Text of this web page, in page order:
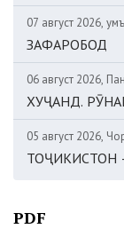
07 август 2026,
ЗАФАРОБОД
06 август 2026,
ХУҶАНД.
05 август 2026,
ТОҶИКИСТОН
PDF